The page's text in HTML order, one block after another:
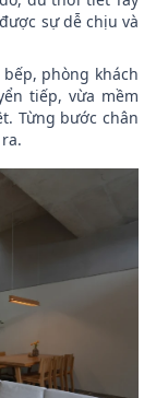
sự dễ chịu và
phòng khách
tiếp, vừa mềm
Từng bước chân